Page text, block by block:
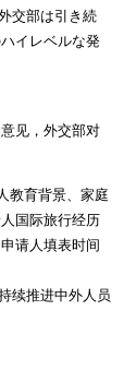
交部は引き続
イレベルな発
见，外交部对
育背景、家庭
国际旅行经历
请人填表时间
续推进中外人员